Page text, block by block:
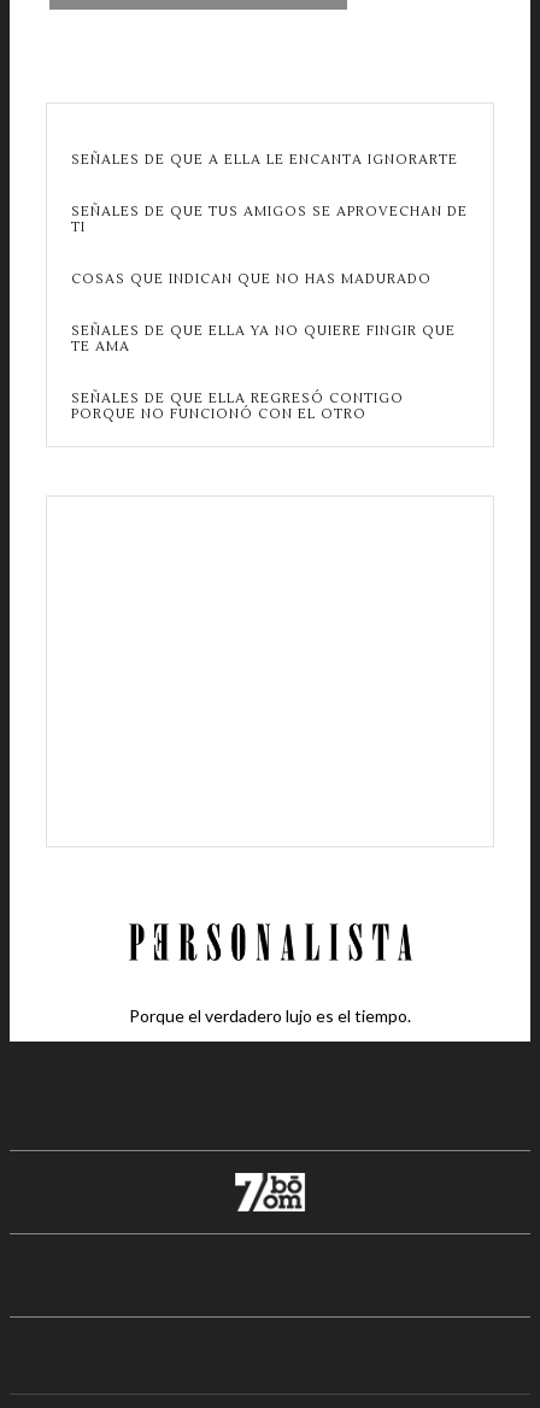
SEÑALES DE QUE A ELLA LE ENCANTA IGNORARTE
SEÑALES DE QUE TUS AMIGOS SE APROVECHAN DE
TI
COSAS QUE INDICAN QUE NO HAS MADURADO
SEÑALES DE QUE ELLA YA NO QUIERE FINGIR QUE
TE AMA
SEÑALES DE QUE ELLA REGRESÓ CONTIGO
PORQUE NO FUNCIONÓ CON EL OTRO
Porque el verdadero lujo es el tiempo.